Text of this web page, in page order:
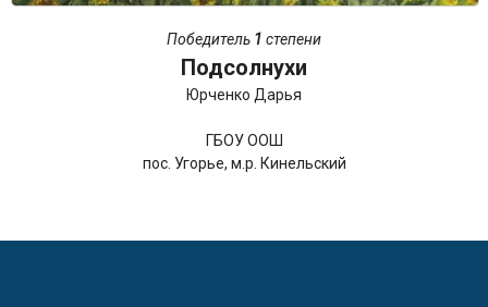
Победитель 1 степени
Подсолнухи
Юрченко Дарья
ГБОУ ООШ
пос. Угорье, м.р. Кинельский